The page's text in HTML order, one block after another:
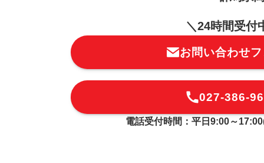
＼24時間受付
お問い合わせ
027-386-
電話受付時間：平日9:00～17:00